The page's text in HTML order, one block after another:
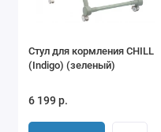
Стул для кормления CHILL
(Indigo) (зеленый)
6 199 р.